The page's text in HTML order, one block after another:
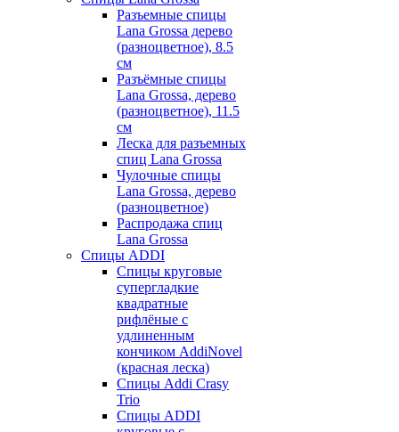
Разъемные спицы
Lana Grossa дерево
(разноцветное), 8.5
см
Разъёмные спицы
Lana Grossa, дерево
(разноцветное), 11.5
см
Леска для разъемных
спиц Lana Grossa
Чулочные спицы
Lana Grossa, дерево
(разноцветное)
Распродажа спиц
Lana Grossa
Спицы ADDI
Спицы круговые
супергладкие
квадратные
рифлёные с
удлиненным
кончиком AddiNovel
(красная леска)
Спицы Addi Crasy
Trio
Спицы ADDI